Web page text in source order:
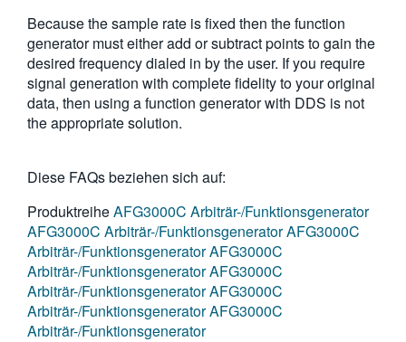
Because the sample rate is fixed then the function
generator must either add or subtract points to gain the
desired frequency dialed in by the user. If you require
signal generation with complete fidelity to your original
data, then using a function generator with DDS is not
the appropriate solution.
Diese FAQs beziehen sich auf:
ProduktreiheAFG3000C Arbiträr-/Funktionsgenerator
AFG3000C Arbiträr-/FunktionsgeneratorAFG3000C
Arbiträr-/FunktionsgeneratorAFG3000C
Arbiträr-/FunktionsgeneratorAFG3000C
Arbiträr-/FunktionsgeneratorAFG3000C
Arbiträr-/FunktionsgeneratorAFG3000C
Arbiträr-/Funktionsgenerator